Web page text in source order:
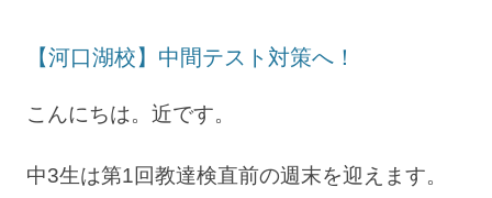
【河口湖校】中間テスト対策へ！
こんにちは。近です。
中3生は第1回教達検直前の週末を迎えます。